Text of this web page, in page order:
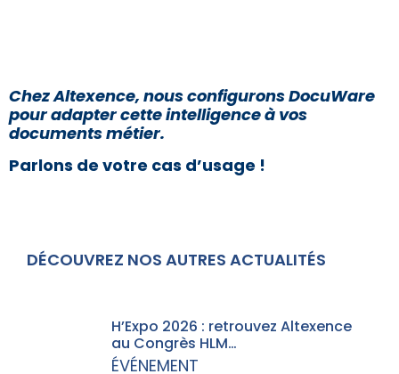
Chez Altexence, nous configurons DocuWare
pour adapter cette intelligence à vos
documents métier.
Parlons de votre cas d’usage !
DÉCOUVREZ NOS AUTRES ACTUALITÉS
H’Expo 2026 : retrouvez Altexence
au Congrès HLM…
ÉVÉNEMENT